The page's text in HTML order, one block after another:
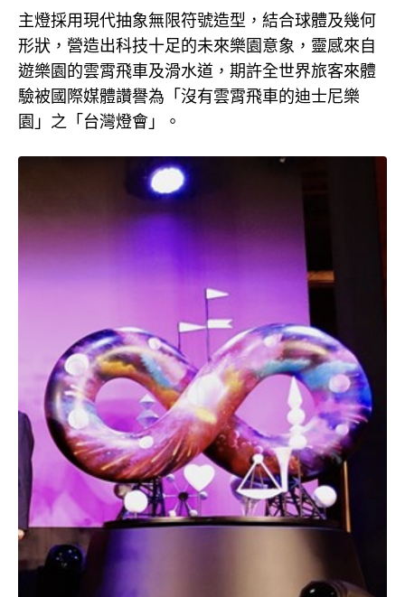
主燈採用現代抽象無限符號造型，結合球體及幾何
形狀，營造出科技十足的未來樂園意象，靈感來自
遊樂園的雲霄飛車及滑水道，期許全世界旅客來體
驗被國際媒體讚譽為「沒有雲霄飛車的迪士尼樂
園」之「台灣燈會」。